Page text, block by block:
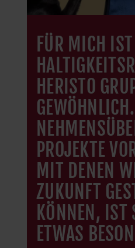
FÜR MICH
HERISTO
EWÖHNLICH.
ROJEKTE
IT DENEN
UKUNFT
ÖNNEN, IST
TWAS